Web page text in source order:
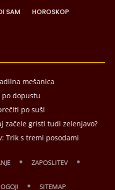
SAM HOROSKOP
mešanica
po dopustu
po suši
začele gristi tudi zelenjavo?
Trik s tremi posodami
ZAPOSLITEV
SITEMAP